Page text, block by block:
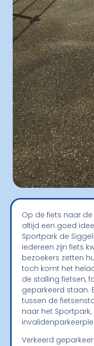
Op de fiets naar
altijd een goed
Sportpark de
iedereen zijn fiets
bezoekers zetten
toch komt het
de stalling fietsen,
geparkeerd staan.
tussen de
naar het
Verkeerd